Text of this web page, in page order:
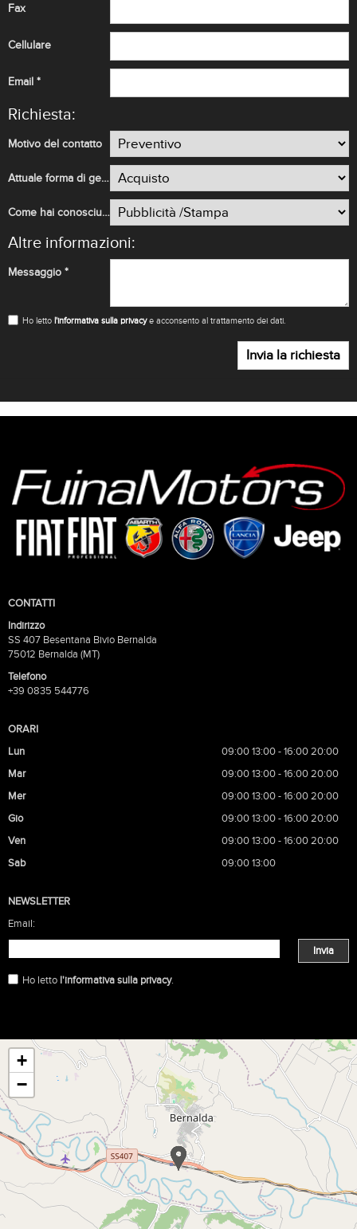
Fax
Cellulare
Email *
Richiesta:
Motivo del contatto
Attuale forma di gestione
Come hai conosciuto FUINA MOTORS?
Altre informazioni:
Messaggio *
Ho letto l'informativa sulla privacye acconsento al trattamento dei dati.
CONTATTI
Indirizzo
SS 407 Besentana Bivio Bernalda
75012 Bernalda (MT)
Telefono
+39 0835 544776
ORARI
Lun
09:00 13:00 - 16:00 20:00
Mar
09:00 13:00 - 16:00 20:00
Mer
09:00 13:00 - 16:00 20:00
Gio
09:00 13:00 - 16:00 20:00
Ven
09:00 13:00 - 16:00 20:00
Sab
09:00 13:00
NEWSLETTER
Email:
Invia
Ho letto l'informativa sulla privacy.
+
−